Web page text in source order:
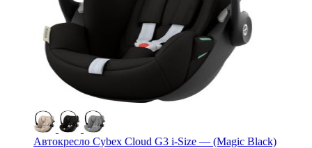
Автокресло Cybex Cloud G3 i-Size — (Magic Black)